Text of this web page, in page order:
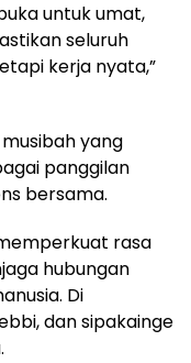
untuk umat,
seluruh
kerja nyata,”
yang
panggilan
bersama.
rasa
hubungan
Di
dan sipakainge